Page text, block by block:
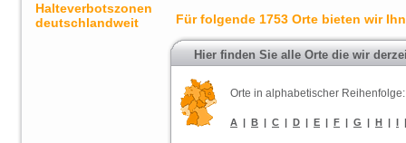
Halteverbotszonen
deutschlandweit
Für folgende 1753 Orte bieten wir
Hier finden Sie alle Orte die wir
Orte in alphabetischer Reihenfolge:
A | B | C | D | E | F | G | H | I